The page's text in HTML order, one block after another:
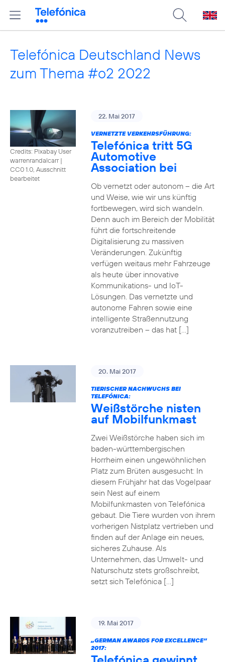
Telefónica Deutschland News
zum Thema #o2 2022
Credits: Pixabay User
warrenrandalcarr|
CC0 1.0, Ausschnitt
bearbeitet
22. Mai 2017
VERNETZTE VERKEHRSFÜHRUNG:
Telefónica tritt 5G
Automotive
Association bei
Ob vernetzt oder autonom – die Art
und Weise, wie wir uns künftig
fortbewegen, wird sich wandeln.
Denn auch im Bereich der Mobilität
führt die fortschreitende
Digitalisierung zu massiven
Veränderungen. Zukünftig
verfügen weitaus mehr Fahrzeuge
als heute über innovative
Kommunikations- und IoT-
Lösungen. Das vernetzte und
autonome Fahren sowie eine
intelligente Straßennutzung
voranzutreiben – das hat […]
20. Mai 2017
TIERISCHER NACHWUCHS BEI
TELEFÓNICA:
Weißstörche nisten
auf Mobilfunkmast
Zwei Weißstörche haben sich im
baden-württembergischen
Horrheim einen ungewöhnlichen
Platz zum Brüten ausgesucht: In
diesem Frühjahr hat das Vogelpaar
sein Nest auf einem
Mobilfunkmasten von Telefónica
gebaut. Die Tiere wurden von ihrem
vorherigen Nistplatz vertrieben und
finden auf der Anlage ein neues,
sicheres Zuhause. Als
Unternehmen, das Umwelt- und
Naturschutz stets großschreibt,
setzt sich Telefónica […]
19. Mai 2017
„GERMAN AWARDS FOR EXCELLENCE“
2017: